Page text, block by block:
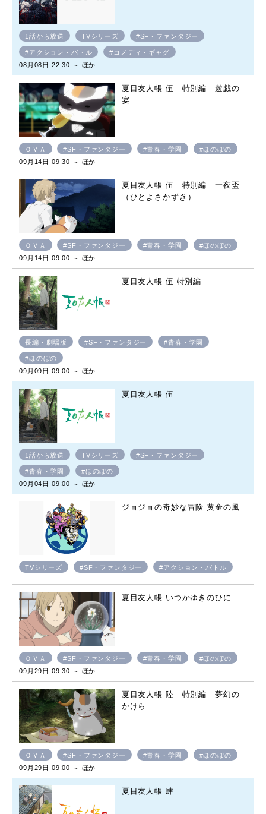
1話から放送 TVシリーズ #SF・ファンタジー
#アクション・バトル
#コメディ・ギャグ
08月08日 22:30 ～ ほか
夏目友人帳 伍 特別編 遊戯の
宴
ＯＶＡ #SF・ファンタジー #青春・学園
#ほのぼの
09月14日 09:30 ～ ほか
夏目友人帳 伍 特別編 一夜盃
（ひとよさかずき）
ＯＶＡ #SF・ファンタジー #青春・学園
#ほのぼの
09月14日 09:00 ～ ほか
夏目友人帳 伍 特別編
長編・劇場版 #SF・ファンタジー #青春・学園
#ほのぼの
09月09日 09:00 ～ ほか
夏目友人帳 伍
1話から放送 TVシリーズ #SF・ファンタジー
#青春・学園
#ほのぼの
09月04日 09:00 ～ ほか
ジョジョの奇妙な冒険 黄金の風
TVシリーズ #SF・ファンタジー #アクション・バトル
夏目友人帳 いつかゆきのひに
ＯＶＡ #SF・ファンタジー #青春・学園
#ほのぼの
09月29日 09:30 ～ ほか
夏目友人帳 陸 特別編 夢幻の
かけら
ＯＶＡ #SF・ファンタジー #青春・学園
#ほのぼの
09月29日 09:00 ～ ほか
夏目友人帳 肆